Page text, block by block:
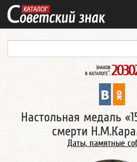
ЗНАКОВ
В КАТАЛОГЕ*:
Настольная медаль
смерти
Даты, памятные